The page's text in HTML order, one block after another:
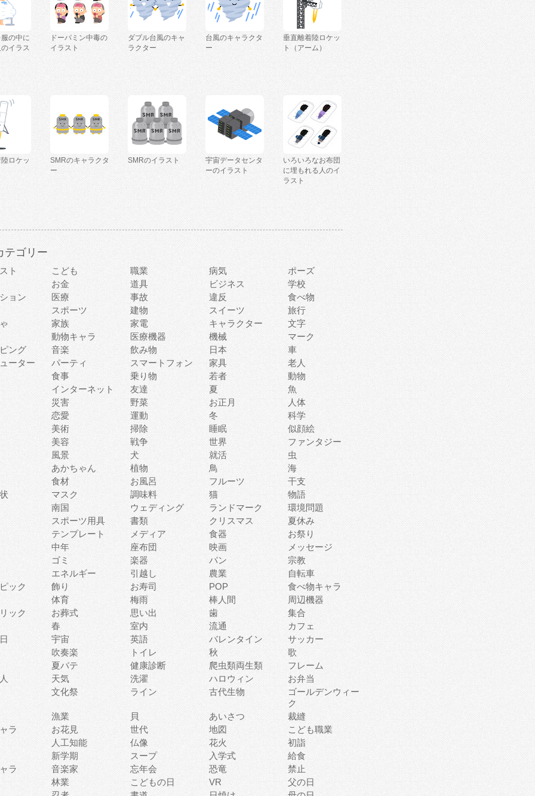
の中に
イラス
ドーパミン中毒の
イラスト
ダブル台風のキャ
ラクター
台風のキャラクタ
ー
垂直離着陸ロケッ
ト（アーム）
ロケッ
SMRのキャラクタ
ー
SMRのイラスト
宇宙データセンタ
ーのイラスト
いろいろなお布団
に埋もれる人のイ
ラスト
テゴリー
ト こども 職業 病気
ポーズ
お金
道具 ビジネス
学校
ョン
医療 事故 違反
食べ物
スポーツ
建物 スイーツ
旅行
家族 家電 キャラクター
文字
動物キャラ
医療機器 機械
マーク
ング
音楽 飲み物 日本
車
ーター
パーティ スマートフォン 家具
老人
食事
乗り物 若者
動物
インターネット
友達 夏
魚
災害
野菜 お正月
人体
恋愛
運動 冬
科学
美術
掃除 睡眠
似顔絵
美容
戦争 世界
ファンタジー
風景
犬 就活
虫
あかちゃん
植物 鳥
海
食材
お風呂 フルーツ
干支
マスク 調味料 猫
物語
南国
ウェディング ランドマーク
環境問題
スポーツ用具
書類 クリスマス
夏休み
テンプレート
メディア 食器
お祭り
中年
座布団 映画
メッセージ
ゴミ
楽器 パン
宗教
エネルギー
引越し 農業
自転車
ック
飾り お寿司 POP
食べ物キャラ
体育
梅雨 棒人間
周辺機器
ック
お葬式 思い出 歯
集合
春
室内 流通
カフェ
宇宙 英語 バレンタイン
サッカー
吹奏楽
トイレ 秋
歌
夏バテ
健康診断 爬虫類両生類
フレーム
天気 洗濯 ハロウィン
お弁当
文化祭
ライン 古代生物
ゴールデンウィー
ク
漁業
貝 あいさつ
裁縫
ラ
お花見 世代 地図
こども職業
人工知能
仏像 花火
初詣
新学期
スープ 入学式
給食
ラ
音楽家 忘年会 恐竜
禁止
林業
こどもの日 VR
父の日